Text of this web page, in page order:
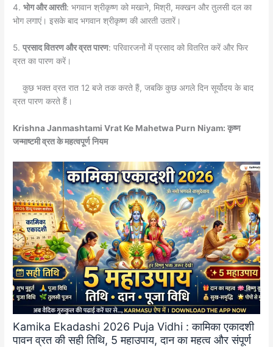
4.भोग और आरती: भगवान श्रीकृष्ण को मखाने, मिश्री, मक्खन और तुलसी दल का
भोग लगाएं। इसके बाद भगवान श्रीकृष्ण की आरती उतारें।
5.प्रसाद वितरण और व्रत पारण: परिवारजनों में प्रसाद को वितरित करें और फिर
व्रत का पारण करें।
कुछ भक्त व्रत रात 12 बजे तक करते हैं, जबकि कुछ अगले दिन सूर्योदय के बाद
व्रत पारण करते हैं।
Krishna Janmashtami Vrat Ke Mahetwa Purn Niyam: कृष्ण
जन्माष्टमी व्रत के महत्वपूर्ण नियम
Kamika Ekadashi 2026 Puja Vidhi : कामिका एकादशी
पावन व्रत की सही तिथि, 5 महाउपाय, दान का महत्व और संपूर्ण